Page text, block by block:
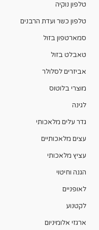
טלפון נוקיה
טלפון כשר ועדת הרבנים
סמארטפון בזול
טאבלט בזול
אביזרים לסלולר
מוצרי בלוטוס
לגינה
גדר עלים מלאכותי
עצים מלאכותיים
עציץ מלאכותי
הגנה וחיטוי
לאופניים
לקטנוע
ארגזי אלומיניום